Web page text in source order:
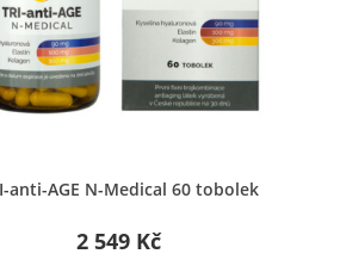
Rychlý náhled
anti-AGE N-Medical 60 tobolek
2 549 Kč